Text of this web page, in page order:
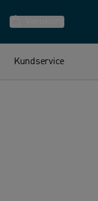
Kundservice